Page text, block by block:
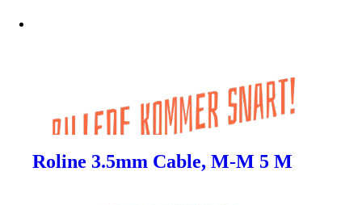
Roline 3.5mm Cable, M-M 5 M